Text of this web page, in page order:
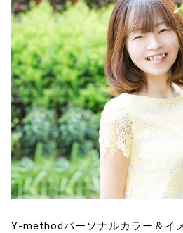
Y-methodパーソナルカラー＆イ